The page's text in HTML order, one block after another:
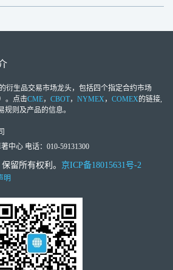
衍生品交易市场龙头，包括四个指定合约市场
。点击CME， CBOT， NYMEX， COMEX的链接,
规则及产品的信息。
中心 电话：010-59131300
留所有权利。 京ICP备18015631号-2
明